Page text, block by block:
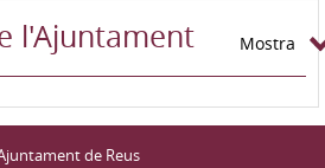
l'Ajuntament Mostra
de Reus